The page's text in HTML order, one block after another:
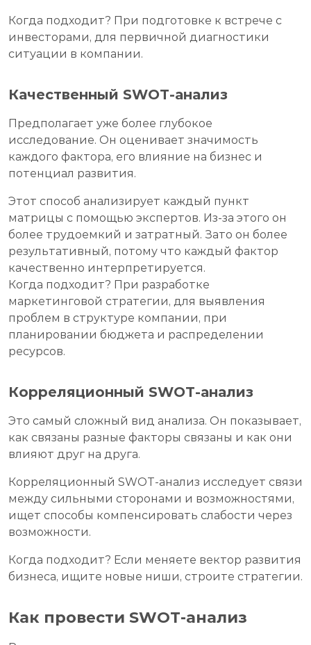
Когда подходит? При подготовке к встрече с
инвесторами, для первичной диагностики
ситуации в компании.
Качественный SWOT-анализ
Предполагает уже более глубокое
исследование. Он оценивает значимость
каждого фактора, его влияние на бизнес и
потенциал развития.
Этот способ анализирует каждый пункт
матрицы с помощью экспертов. Из-за этого он
более трудоемкий и затратный. Зато он более
результативный, потому что каждый фактор
качественно интерпретируется.
Когда подходит? При разработке
маркетинговой стратегии, для выявления
проблем в структуре компании, при
планировании бюджета и распределении
ресурсов.
Корреляционный SWOT-анализ
Это самый сложный вид анализа. Он показывает,
как связаны разные факторы связаны и как они
влияют друг на друга.
Корреляционный SWOT-анализ исследует связи
между сильными сторонами и возможностями,
ищет способы компенсировать слабости через
возможности.
Когда подходит? Если меняете вектор развития
бизнеса, ищите новые ниши, строите стратегии.
Как провести SWOT-анализ